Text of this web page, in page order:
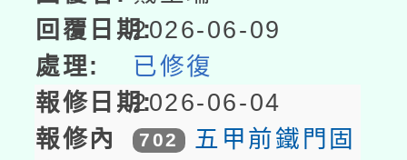
2026-06-09
已修復
2026-06-04
702
五甲前鐵門固